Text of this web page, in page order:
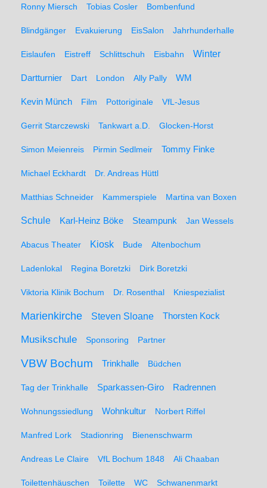
Ronny Miersch Tobias Cosler Bombenfund
Blindgänger Evakuierung EisSalon Jahrhunderhalle
Eislaufen Eistreff Schlittschuh Eisbahn Winter
Dartturnier Dart London Ally Pally WM
Kevin Münch Film Pottoriginale VfL-Jesus
Gerrit Starczewski Tankwart a.D. Glocken-Horst
Simon Meienreis Pirmin Sedlmeir Tommy Finke
Michael Eckhardt Dr. Andreas Hüttl
Matthias Schneider Kammerspiele Martina van Boxen
Schule Karl-Heinz Böke Steampunk Jan Wessels
Abacus Theater Kiosk Bude Altenbochum
Ladenlokal Regina Boretzki Dirk Boretzki
Viktoria Klinik Bochum Dr. Rosenthal Kniespezialist
Marienkirche Steven Sloane Thorsten Kock
Musikschule Sponsoring Partner
VBW Bochum Trinkhalle Büdchen
Tag der Trinkhalle Sparkassen-Giro Radrennen
Wohnungssiedlung Wohnkultur Norbert Riffel
Manfred Lork Stadionring Bienenschwarm
Andreas Le Claire VfL Bochum 1848 Ali Chaaban
Toilettenhäuschen Toilette WC Schwanenmarkt